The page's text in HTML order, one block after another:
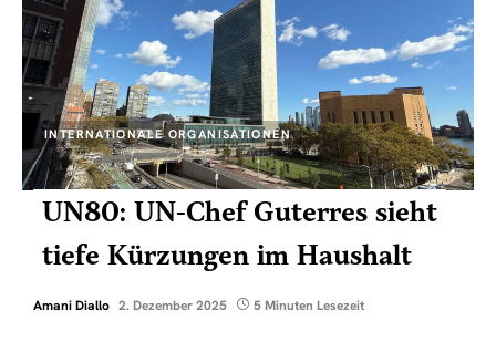
INTERNATIONALE ORGANISATIONEN
UN80: UN-Chef Guterres sieht
tiefe Kürzungen im Haushalt
Amani Diallo 2. Dezember 2025 5 Minuten Lesezeit